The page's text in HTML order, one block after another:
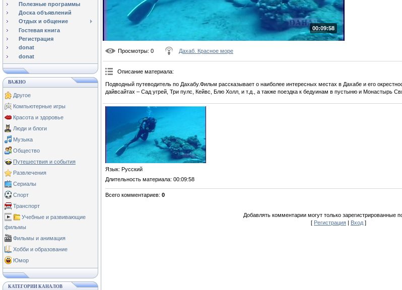
Полезные программы
Доска объявлений
Отдых и общение
Гостевая книга
Регистрация
donat
donat
ВАЖНО
Другое
Компьютерные игры
Красота и здоровье
Люди и блоги
Музыка
Общество
Путешествия и события
Развлечения
Сериалы
Спорт
Транспорт
Учебные и развивающие
фильмы
Фильмы и анимация
Хобби и образование
Юмор
КАТЕГОРИИ КАНАЛОВ
00:09:58
Просмотры: 0 Дахаб. Красное море
Описание материала:
Подводный путеводитель по Дахабу.Фильм рассказывает о наиболее интересных местах в Дахабе и его
дайвсайтах – Сад угрей, Три пулс, Кейвс, Блю Холл, и т.д., а также поездка к бедуинам в пустыню и Монастырь
Язык: Русский
Длительность материала: 00:09:58
Всего комментариев: 0
Добавлять комментарии могут только зарегистрированные
[ Регистрация | Вход ]